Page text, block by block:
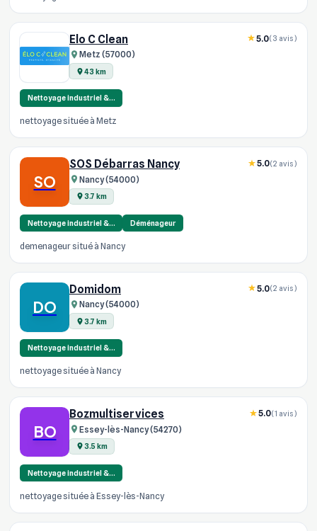
Elo C Clean
Metz (57000)
43 km
5.0(3 avis)
Nettoyage industriel &…
nettoyage située à Metz
SO
SOS Débarras Nancy
Nancy (54000)
3.7 km
5.0(2 avis)
Nettoyage industriel &… Déménageur
demenageur situé à Nancy
DO
Domidom
Nancy (54000)
3.7 km
5.0(2 avis)
Nettoyage industriel &…
nettoyage située à Nancy
BO
Bozmultiservices
Essey-lès-Nancy (54270)
3.5 km
5.0(1 avis)
Nettoyage industriel &…
nettoyage située à Essey-lès-Nancy